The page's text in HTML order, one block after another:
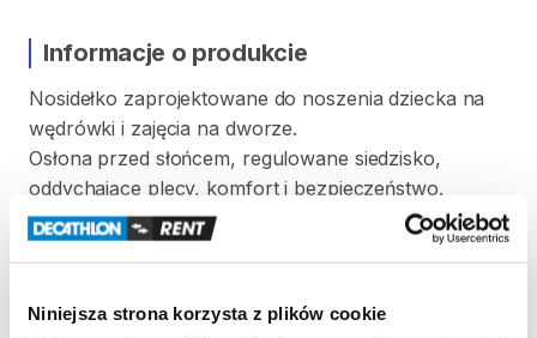
Niniejsza strona korzysta z plików cookie
Informacje o produkcie
Nosidełko zaprojektowane do noszenia dziecka na
wędrówki i zajęcia na dworze.
Osłona przed słońcem​,​ regulowane siedzisko​,​
oddychające plecy​,​ komfort i bezpieczeństwo.
Maksymalna waga dziecka:
Strona produktu w sklepie